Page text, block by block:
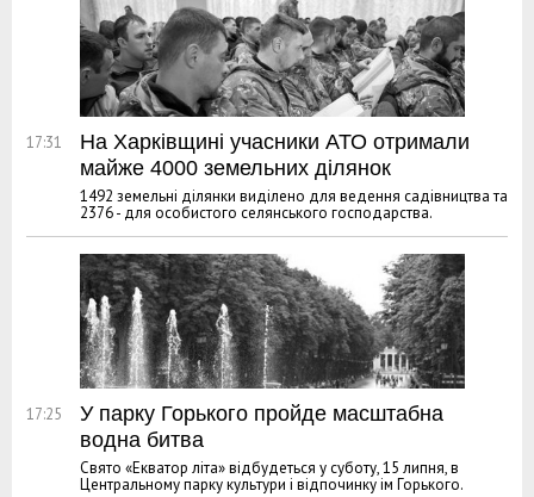
17:31
На Харківщині учасники АТО отримали
майже 4000 земельних ділянок
1492 земельні ділянки виділено для ведення садівництва та
2376 - для особистого селянського господарства.
17:25
У парку Горького пройде масштабна
водна битва
Свято «Екватор літа» відбудеться у суботу, 15 липня, в
Центральному парку культури і відпочинку ім Горького.